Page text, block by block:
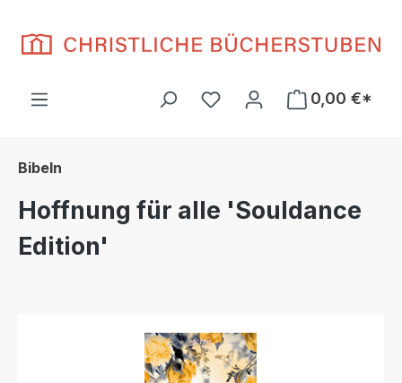
Du hast 0 Produkte auf
0,00 €*
Bibeln
Hoffnung für alle 'Souldance
Edition'